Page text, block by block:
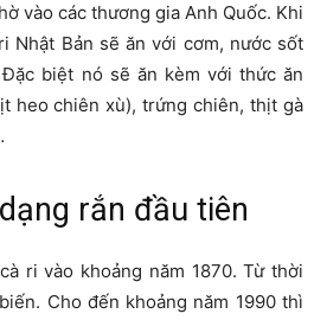
vào các thương gia Anh Quốc. Khi
Nhật Bản sẽ ăn với cơm, nước sốt
biệt nó sẽ ăn kèm với thức ăn
heo chiên xù), trứng chiên, thịt gà
rắn đầu tiên
ri vào khoảng năm 1870. Từ thời
Cho đến khoảng năm 1990 thì